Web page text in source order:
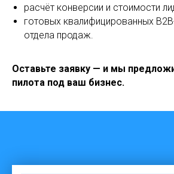
расчёт конверсии и стоимости
готовых квалифицированных
отдела продаж.
Оставьте заявку — и мы
пилота под ваш бизнес.